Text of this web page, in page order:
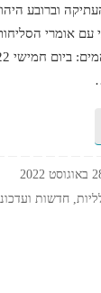
וברובע
אומרי
2022
חדשות